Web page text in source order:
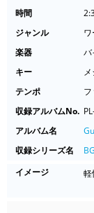
時間
ジャンル
楽器
キー
テンポ
収録アルバムNo.
アルバム名
収録シリーズ名
イメージ
軽